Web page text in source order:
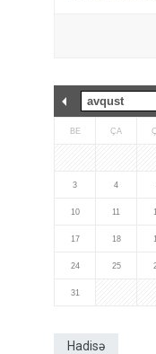
BE ÇA
3 4
10 11
17 18
24 25
31
Hadisə